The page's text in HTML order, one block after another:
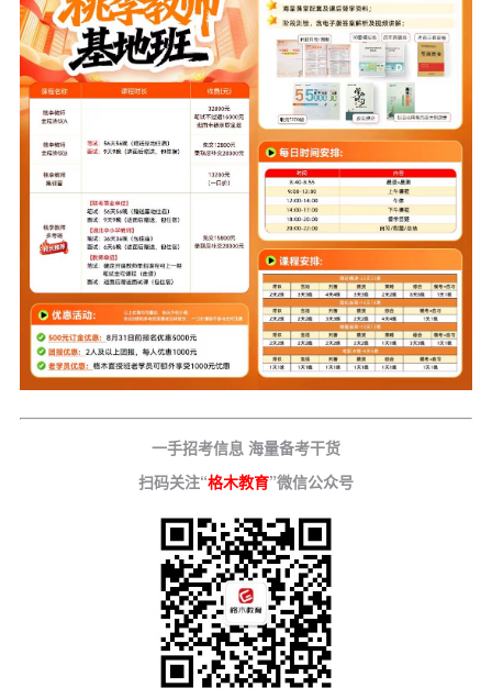
一手招考信息 海量备考干货
扫码关注“格木教育”微信公众号